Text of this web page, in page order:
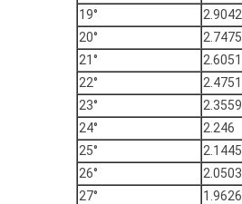
19°
2.9042
20°
2.7475
21°
2.6051
22°
2.4751
23°
2.3559
24°
2.246
25°
2.1445
26°
2.0503
27°
1.9626